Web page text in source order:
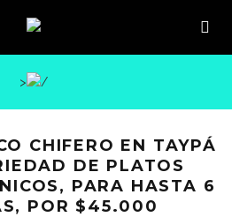
>
CHIFERO EN TAYPÁ
DE PLATOS
PARA HASTA 6
POR $45.000